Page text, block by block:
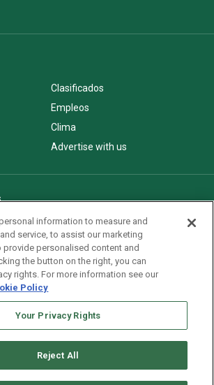
Clasificados
Empleos
Clima
Advertise with us
information to measure and
service, to assist our marketing
provide personalised content and
the button on the right, you can
rights. For more information see our
Policy
Your Privacy Rights
Reject All